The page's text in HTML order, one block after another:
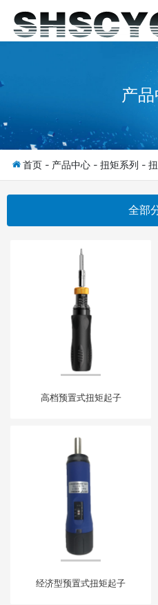
产品中心
新闻资讯
产
首页 - 产品中心 - 扭矩系列 -
全部
高档预置式扭矩起子
经济型预置式扭矩起子